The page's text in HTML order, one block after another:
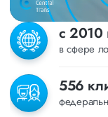
с 2010
в сфере
556